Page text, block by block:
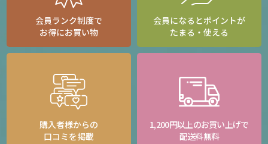
会員ランク制度で
お得にお買い物
会員になるとポイントが
たまる・使える
購入者様からの
口コミを掲載
1,200円以上のお買い上げで
配送料無料